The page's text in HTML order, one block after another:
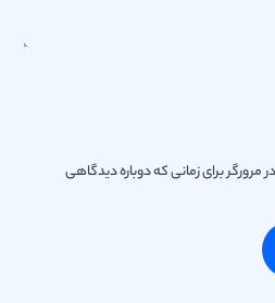
مرورگر برای زمانی که دوباره دیدگاهی